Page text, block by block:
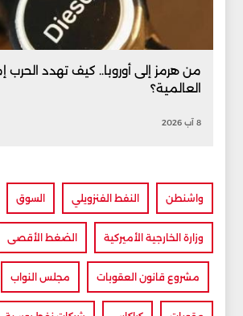
من هرمز إلى أوروبا.. كيف تهدد الحرب
العالمية؟
8 آب 2026
واشنطن النفط الفنزويلي السوق
وزارة الخارجية الأميركية الضغط الأقصى
مشروع قانون العقوبات مجلس النواب